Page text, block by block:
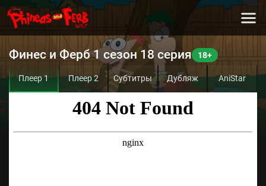
Финес и Ферб 1 сезон 18 серия
Плеер 1 Плеер 2 Субтитры Дубляж AniStar